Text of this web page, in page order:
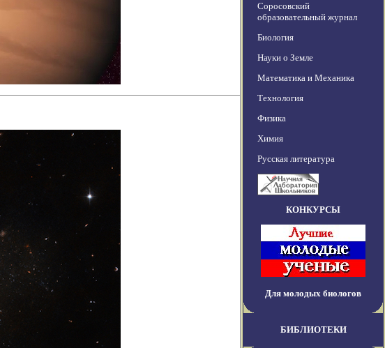
Соросовский
образовательный журнал
Биология
Науки о Земле
Математика и Механика
Технология
Физика
Химия
Русская литература
КОНКУРСЫ
Для молодых биологов
БИБЛИОТЕКИ